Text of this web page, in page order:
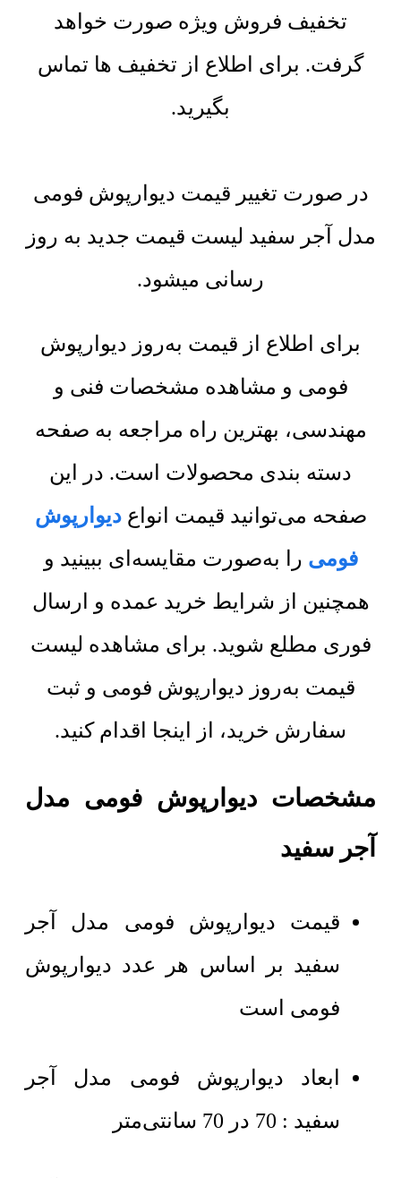
تخفیف فروش ویژه صورت خواهد
گرفت. برای اطلاع از تخفیف ها تماس
بگیرید.
در صورت تغییر قیمت دیوارپوش فومی
مدل آجر سفید لیست قیمت جدید به روز
رسانی میشود.
برای اطلاع از قیمت به‌روز دیوارپوش
فومی و مشاهده مشخصات فنی و
مهندسی، بهترین راه مراجعه به صفحه
دسته بندی محصولات است. در این
صفحه می‌توانید قیمت انواعدیوارپوش
فومی را به‌صورت مقایسه‌ای ببینید و
همچنین از شرایط خرید عمده و ارسال
فوری مطلع شوید. برای مشاهده لیست
قیمت به‌روز دیوارپوش فومی و ثبت
سفارش خرید، از اینجا اقدام کنید.
مشخصات دیوارپوش فومی مدل
آجر سفید
قیمت دیوارپوش فومی مدل آجر
سفید بر اساس هر عدد دیوارپوش
فومی است
ابعاد دیوارپوش فومی مدل آجر
سفید : 70 در 70 سانتی‌متر